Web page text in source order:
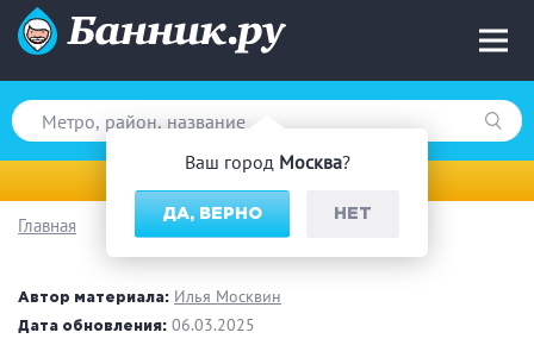
Ваш город Москва?
ДА, ВЕРНО НЕТ
Вид парной
Русская баня
Финская сауна
Главная
Автор материала: Илья Москвин
Дата обновления: 06.03.2025